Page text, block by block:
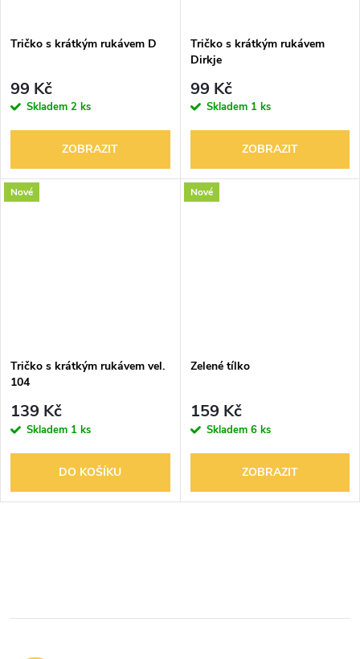
Tričko s krátkým rukávem D
99 Kč
Skladem 2 ks
ZOBRAZIT
Tričko s krátkým rukávem
Dirkje
99 Kč
Skladem 1 ks
ZOBRAZIT
Nové
Tričko s krátkým rukávem vel.
104
139 Kč
Skladem 1 ks
DO KOŠÍKU
Nové
Zelené tílko
159 Kč
Skladem 6 ks
ZOBRAZIT
l